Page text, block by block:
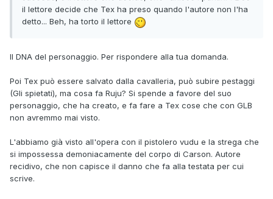
il lettore decide che Tex ha preso quando l'autore non l'ha
detto... Beh, ha torto il lettore
Il DNA del personaggio. Per rispondere alla tua domanda.
Poi Tex può essere salvato dalla cavalleria, può subire pestaggi
(Gli spietati), ma cosa fa Ruju? Si spende a favore del suo
personaggio, che ha creato, e fa fare a Tex cose che con GLB
non avremmo mai visto.
L'abbiamo già visto all'opera con il pistolero vudu e la strega che
si impossessa demoniacamente del corpo di Carson. Autore
recidivo, che non capisce il danno che fa alla testata per cui
scrive.